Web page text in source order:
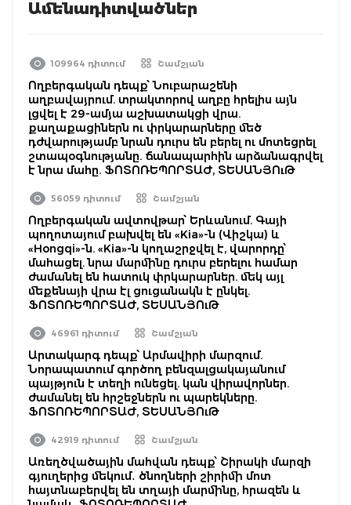
Ամենադիտվածներ
109964 դիտում Շամշյան
Ողբերգական դեպք՝ Նուբարաշենի
աղբավայրում. տրակտորով աղբը հրելիս այն
լցվել է 29-ամյա աշխատակցի վրա.
քաղաքացիներն ու փրկարարները մեծ
դժվարությամբ նրան դուրս են բերել ու մոտեցրել
շտապօգնությանը. ճանապարհին արձանագրվել
է նրա մահը. ՖՈՏՈՌԵՊՈՐՏԱԺ, ՏԵՍԱՆՅՈւԹ
56059 դիտում Շամշյան
Ողբերգական ավտովթար՝ Երևանում. Գայի
պողոտայում բախվել են «Kia»-ն (Վիշկա) և
«Hongqi»-ն. «Kia»-ն կողաշրջվել է, վարորդը՝
մահացել. նրա մարմինը դուրս բերելու համար
ժամանել են հատուկ փրկարարներ. մեկ այլ
մեքենայի վրա էլ ցուցանակն է ընկել.
ՖՈՏՈՌԵՊՈՐՏԱԺ, ՏԵՍԱՆՅՈւԹ
46961 դիտում Շամշյան
Արտակարգ դեպք՝ Արմավիրի մարզում.
Նորապատում գործող բենզալցակայանում
պայթյուն է տեղի ունեցել. կան վիրավորներ.
ժամանել են հրշեջներն ու պարեկները.
ՖՈՏՈՌԵՊՈՐՏԱԺ, ՏԵՍԱՆՅՈւԹ
42919 դիտում Շամշյան
Առեղծվածային մահվան դեպք՝ Շիրակի մարզի
գյուղերից մեկում․ ծնողների շիրիմի մոտ
հայտնաբերվել են տղայի մարմինը, հրազեն և